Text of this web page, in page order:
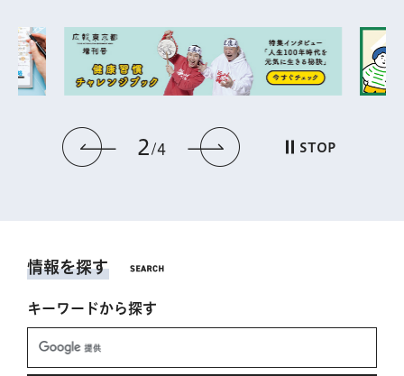
前のスライドを表示
2 4 次のスライドを表
STOP
情報を探す
キーワードから探す